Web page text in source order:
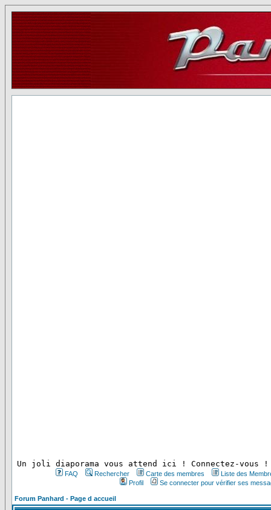
Un joli diaporama vous attend ici ! Connectez-vous !
FAQ Rechercher Carte des membres
Liste des
Profil
Se connecter pour vérifier ses
Forum Panhard - Page d accueil